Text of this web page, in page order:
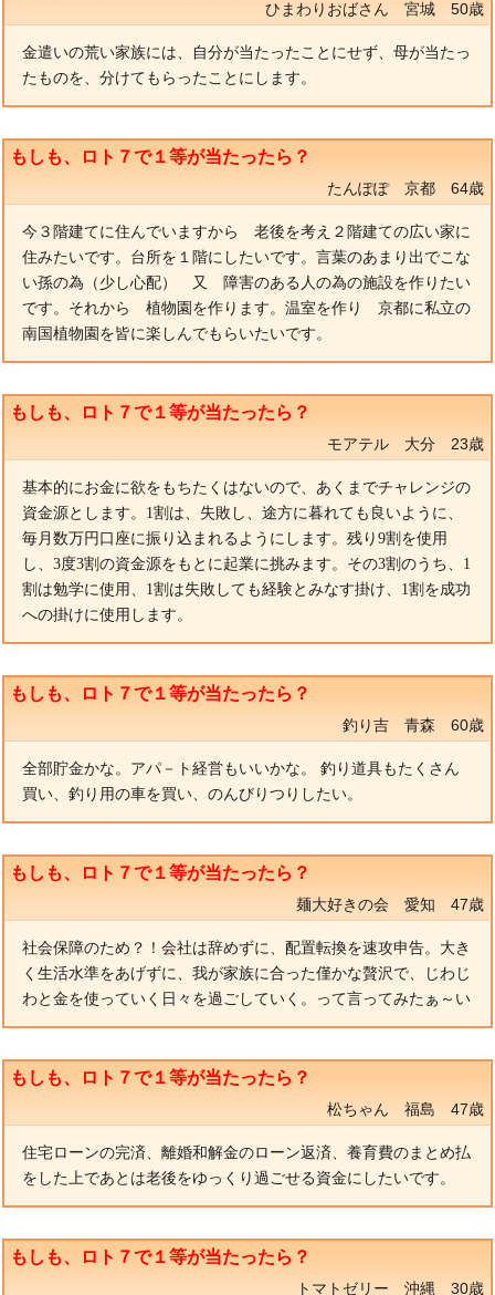
ひまわりおばさん 宮城 50歳
金遣いの荒い家族には、自分が当たったことにせず、母が当たっ
たものを、分けてもらったことにします。
もしも、ロト７で１等が当たったら？
たんぽぽ 京都 64歳
今３階建てに住んでいますから 老後を考え２階建ての広い家に
住みたいです。台所を１階にしたいです。言葉のあまり出でこな
い孫の為（少し心配） 又 障害のある人の為の施設を作りたい
です。それから 植物園を作ります。温室を作り 京都に私立の
南国植物園を皆に楽しんでもらいたいです。
もしも、ロト７で１等が当たったら？
モアテル 大分 23歳
基本的にお金に欲をもちたくはないので、あくまでチャレンジの
資金源とします。1割は、失敗し、途方に暮れても良いように、
毎月数万円口座に振り込まれるようにします。残り9割を使用
し、3度3割の資金源をもとに起業に挑みます。その3割のうち、1
割は勉学に使用、1割は失敗しても経験とみなす掛け、1割を成功
への掛けに使用します。
もしも、ロト７で１等が当たったら？
釣り吉 青森 60歳
全部貯金かな。アパ－ト経営もいいかな。 釣り道具もたくさん
買い、釣り用の車を買い、のんびりつりしたい。
もしも、ロト７で１等が当たったら？
麺大好きの会 愛知 47歳
社会保障のため？！会社は辞めずに、配置転換を速攻申告。大き
く生活水準をあげずに、我が家族に合った僅かな贅沢で、じわじ
わと金を使っていく日々を過ごしていく。って言ってみたぁ～い
もしも、ロト７で１等が当たったら？
松ちゃん 福島 47歳
住宅ローンの完済、離婚和解金のローン返済、養育費のまとめ払
をした上であとは老後をゆっくり過ごせる資金にしたいです。
もしも、ロト７で１等が当たったら？
トマトゼリー 沖縄 30歳